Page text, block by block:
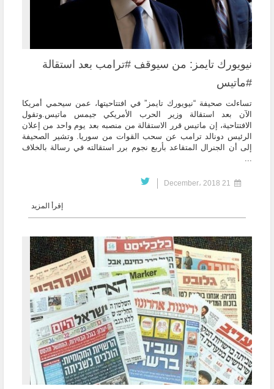
نيويورك تايمز: من سيوقف #ترامب بعد استقالة
#ماتيس
تساءلت صحيفة “نيويورك تايمز” في افتتاحيتها، عمن سيحمي أمريكا
الآن بعد استقالة وزير الحرب الأمريكي جيمس ماتيس.وتقول
الافتتاحية، إن ماتيس قرر الاستقالة من منصبه بعد يوم واحد من إعلان
الرئيس دونالد ترامب عن سحب القوات من سوريا. وتشير الصحيفة
إلى أن الجنرال المتقاعد بأربع نجوم برر استقالته في رسالة بالخلاف
...
إقرأ المزيد